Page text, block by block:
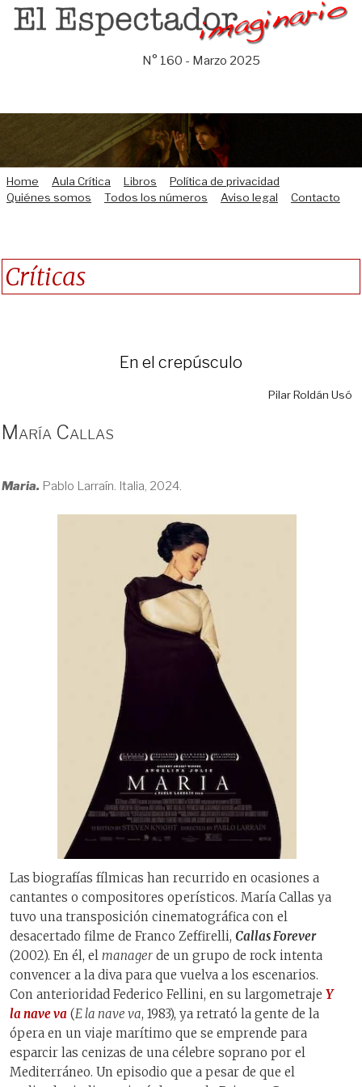
Saltar
N° 160 - Marzo 2025
Home Aula Crítica Libros
Política de privacidad
Quiénes somos
Todos los números Aviso legal Contacto
Críticas
En el crepúsculo
Pilar Roldán Usó
María Callas
Maria. Pablo Larraín. Italia, 2024.
Las biografías fílmicas han recurrido en ocasiones a
cantantes o compositores operísticos. María Callas ya
tuvo una transposición cinematográfica con el
desacertado filme de Franco Zeffirelli, Callas Forever
(2002). En él, el manager de un grupo de rock intenta
convencer a la diva para que vuelva a los escenarios.
Con anterioridad Federico Fellini, en su largometraje Y
la nave va (E la nave va, 1983), ya retrató la gente de la
ópera en un viaje marítimo que se emprende para
esparcir las cenizas de una célebre soprano por el
Mediterráneo. Un episodio que a pesar de que el